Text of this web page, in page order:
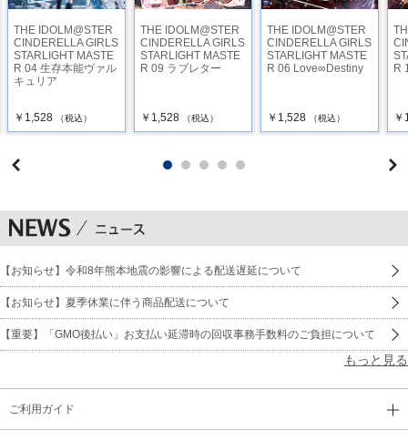
THE IDOLM@STER
CINDERELLA GIRLS
STARLIGHT MASTE
R 04 生存本能ヴァル
キュリア
￥1,528 （税込）
THE IDOLM@STER
CINDERELLA GIRLS
STARLIGHT MASTE
R 09 ラブレター
￥1,528 （税込）
THE IDOLM@STER
CINDERELLA GIRLS
STARLIGHT MASTE
R 06 Love∞Destiny
￥1,528 （税込）
R
【お知らせ】令和8年熊本地震の影響による配送遅延について
【お知らせ】夏季休業に伴う商品配送について
【重要】「GMO後払い」お支払い延滞時の回収事務手数料のご負担について
もっと見る
ご利用ガイド